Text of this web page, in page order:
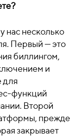
нас несколько
Первый — это
биллингом,
и
для
функций
Второй
прежде
закрывает